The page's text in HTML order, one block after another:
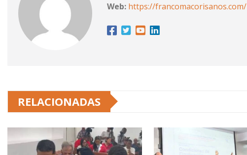
Web: https://francomacorisanos.com/
RELACIONADAS